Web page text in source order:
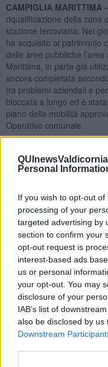
Personal
If you wish to opt-out
processing of your
targeted advertising by
section to confirm your
opt-out request is
interest-based ads
us or personal
your opt-out. You may
disclosure of your
IAB’s list of
also be disclosed by
Downstream
CAMPIGLIA MARITTIMA
riqualificazione della zona
stazione ferroviaria. Nei
ha acquisito al patrimonio
delle aree pubbliche
Marittima, in parte già
ancora completata
tra problemi aziendali e
bloccata a lungo ed è
piano della mobilità
Operativo comunale.
campigliese ha
dato mandato al Dirigente
“Con questa
vicesindaco e assessore
quindi nella fase attuativa
avevamo annunciato nei
ottenuto un contributo
aggiungono 90 mila
di rilanciare un’area
collocazione in
Piombino e, appunto
proseguito Bernardini -
area della stazione, visto